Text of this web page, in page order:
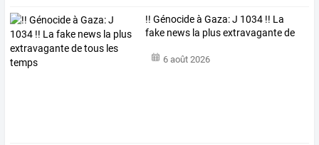
!! Génocideà Gaza:J 1034 !! La
fake news la plusextravagantede
6 août 2026